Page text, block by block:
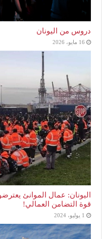
دروس من اليونان
16 مايو، 2026
اليونان: عمال الموانئ
قوة التضامن العمالي!
1 يوليو، 2024